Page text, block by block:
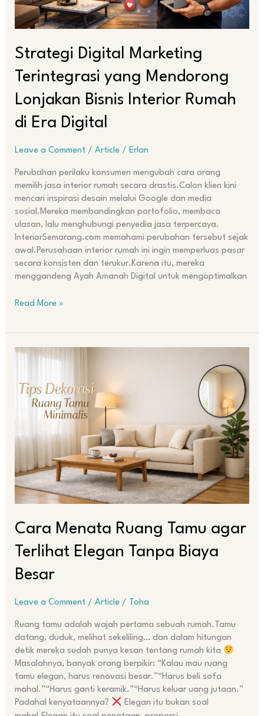
Strategi Digital Marketing
Terintegrasi yang Mendorong
Lonjakan Bisnis Interior Rumah
di Era Digital
Leave a Comment / Article/ Erlan
Perubahan perilaku konsumen mengubah cara orang
memilih jasa interior rumah secara drastis.Calon klien kini
mencari inspirasi desain melalui Google dan media
sosial.Mereka membandingkan portofolio, membaca
ulasan, lalu menghubungi penyedia jasa terpercaya.
InteriorSemarang.com memahami perubahan tersebut sejak
awal.Perusahaan interior rumah ini ingin memperluas pasar
secara konsisten dan terukur.Karena itu, mereka
menggandeng Ayah Amanah Digital untuk mengoptimalkan
di
Era
Read More »
Cara Menata Ruang Tamu agar
Terlihat Elegan Tanpa Biaya
Besar
Leave a Comment / Article/ Toha
Ruang tamu adalah wajah pertama sebuah rumah.Tamu
datang, duduk, melihat sekeliling… dan dalam hitungan
detik mereka sudah punya kesan tentang rumah kita
Masalahnya, banyak orang berpikir: “Kalau mau ruang
tamu elegan, harus renovasi besar.”“Harus beli sofa
mahal.”“Harus ganti keramik.”“Harus keluar uang jutaan.”
Padahal kenyataannya?
Elegan itu bukan soal
Cara
Tamu
agar
Tanpa
Besar